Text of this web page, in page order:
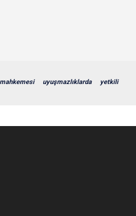
mahkemesi uyuşmazlıklarda yetkili